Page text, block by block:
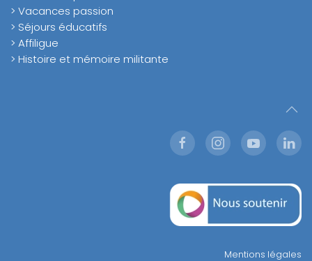
> Vacances passion
> Séjours éducatifs
> Affiligue
> Histoire et mémoire militante
Mentions légales